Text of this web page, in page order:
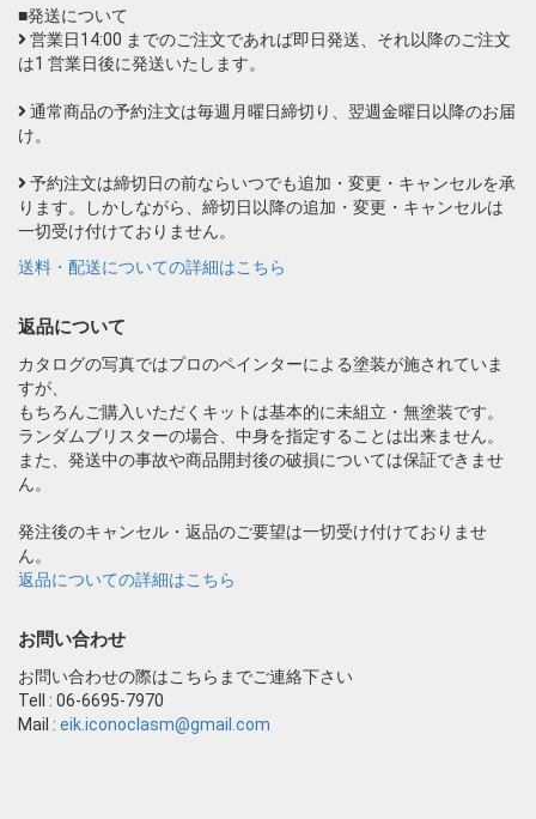
■発送について
営業日14:00 までのご注文であれば即日発送、それ以降のご注文
は1 営業日後に発送いたします。
通常商品の予約注文は毎週月曜日締切り、翌週金曜日以降のお届
け。
予約注文は締切日の前ならいつでも追加・変更・キャンセルを承
ります。しかしながら、締切日以降の追加・変更・キャンセルは
一切受け付けておりません。
送料・配送についての詳細はこちら
返品について
カタログの写真ではプロのペインターによる塗装が施されていま
すが、
もちろんご購入いただくキットは基本的に未組立・無塗装です。
ランダムブリスターの場合、中身を指定することは出来ません。
また、発送中の事故や商品開封後の破損については保証できませ
ん。
発注後のキャンセル・返品のご要望は一切受け付けておりませ
ん。
返品についての詳細はこちら
お問い合わせ
お問い合わせの際はこちらまでご連絡下さい
Tell : 06-6695-7970
Mail : eik.iconoclasm@gmail.com